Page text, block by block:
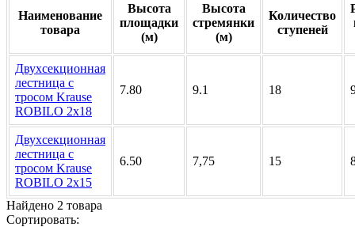
Наименование
товара
Высота
площадки
(м)
Высота
стремянки
(м)
Количество
ступеней
Двухсекционная
лестница с
тросом Krause
ROBILO 2х18
7.80 9.1 18
Двухсекционная
лестница с
тросом Krause
ROBILO 2х15
6.50 7,75 15
Найдено 2 товара
Сортировать: